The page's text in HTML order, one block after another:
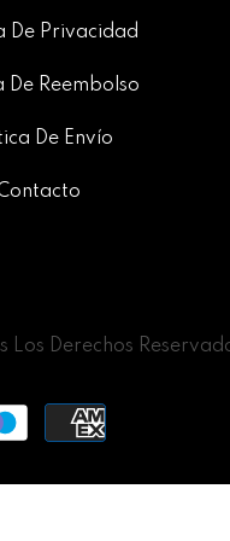
De Privacidad
De Reembolso
De Envío
Derechos